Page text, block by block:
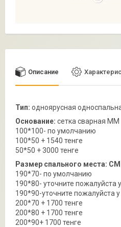
Описание
Тип: одноярусная
Основание: сетка сварная ММ
100*100- по умолчанию
100*50 + 1540 тенге
50*50 + 3000 тенге
Размер спального места: СМ
190*70- по умолчанию
190*80- уточните пожалуйста
190*90-уточните пожалуйста
200*70 + 1700 тенге
200*80 + 1700 тенге
200*90+ 1700 тенге